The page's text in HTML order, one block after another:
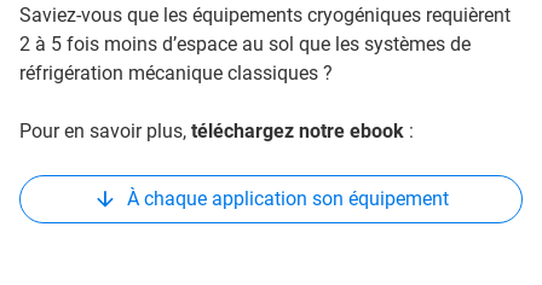
Saviez-vous que les équipements cryogéniques requièrent
2 à 5 fois moins d’espace au sol que les systèmes de
réfrigération mécanique classiques ?
Pour en savoir plus, téléchargez notre ebook :
À chaque application son équipement